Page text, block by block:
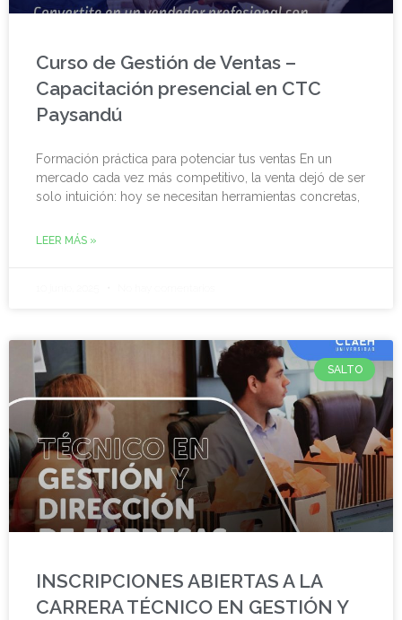
Curso de Gestión de Ventas –
Capacitación presencial en CTC
Paysandú
Formación práctica para potenciar tus ventas En un
mercado cada vez más competitivo, la venta dejó de ser
solo intuición: hoy se necesitan herramientas concretas,
LEER MÁS »
SALTO
INSCRIPCIONES ABIERTAS A LA
CARRERA TÉCNICO EN GESTIÓN Y